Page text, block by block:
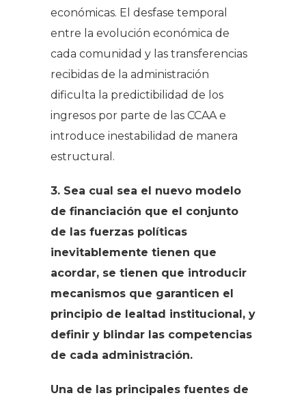
económicas. El desfase temporal
entre la evolución económica de
cada comunidad y las transferencias
recibidas de la administración
dificulta la predictibilidad de los
ingresos por parte de las CCAA e
introduce inestabilidad de manera
estructural.
3. Sea cual sea el nuevo modelo
de financiación que el conjunto
de las fuerzas políticas
inevitablemente tienen que
acordar, se tienen que introducir
mecanismos que garanticen el
principio de lealtad institucional, y
definir y blindar las competencias
de cada administración.
Una de las principales fuentes de